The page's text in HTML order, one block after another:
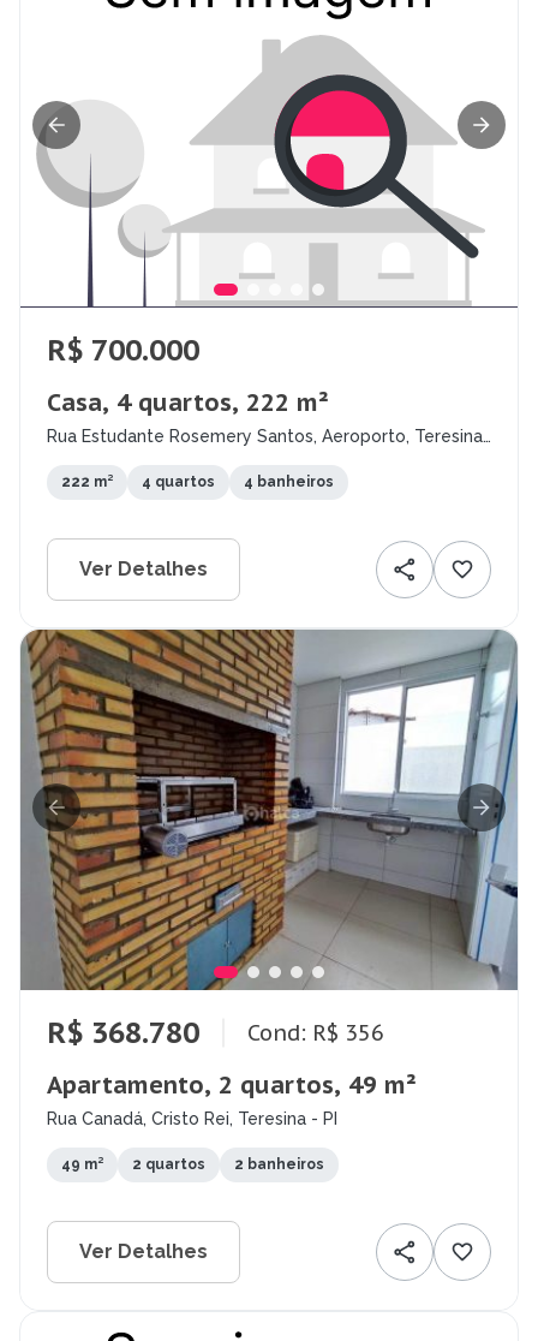
R$ 700.000
Casa, 4 quartos, 222 m²
Rua Estudante Rosemery Santos, Aeroporto, Teresina
222 m² 4 quartos 4 banheiros
Ver Detalhes
R$ 368.780 Cond: R$ 356
Apartamento, 2 quartos, 49 m²
Rua Canadá, Cristo Rei, Teresina - PI
49 m² 2 quartos 2 banheiros
Ver Detalhes